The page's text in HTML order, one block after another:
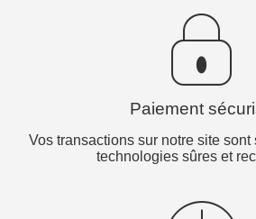
Paiement
Vos transactions sur notre site
technologies sûres et